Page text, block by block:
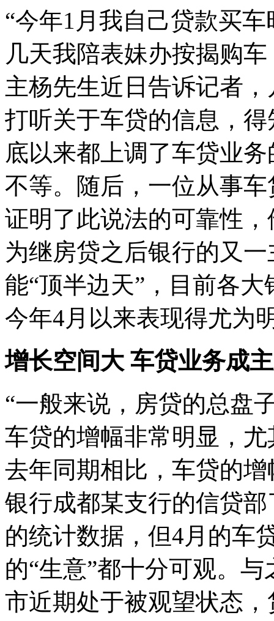
“今年1月我自己贷款买
几天我陪表妹办按揭购
主杨先生近日告诉记者
打听关于车贷的信息，
底以来都上调了车贷业
不等。随后，一位从事
证明了此说法的可靠性
为继房贷之后银行的又
能“顶半边天”，目前各
今年4月以来表现得尤为
增长空间大 车贷业务成
“一般来说，房贷的总盘
车贷的增幅非常明显，
去年同期相比，车贷的
银行成都某支行的信贷
的统计数据，但4月的车
的“生意”都十分可观。
市近期处于被观望状态